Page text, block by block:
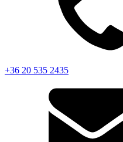
+36 20 535 2435